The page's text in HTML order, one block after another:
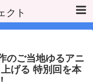
クト
のご当地ゆるアニ
げる 特別回を本